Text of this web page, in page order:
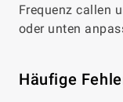
Frequenz callen
oder unten
Häufige